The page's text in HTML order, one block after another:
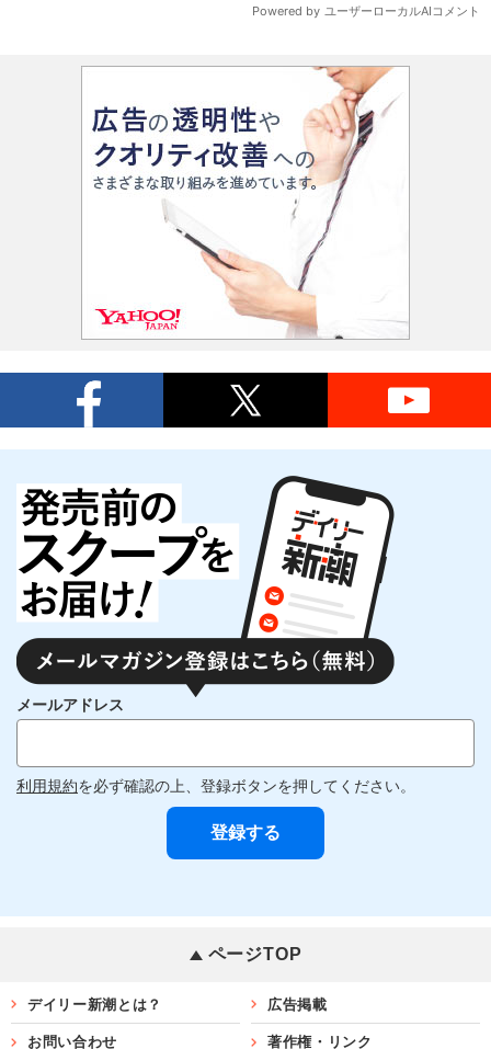
メールアドレス
利用規約を必ず確認の上、登録ボタンを押してください。
ページTOP
デイリー新潮とは？ 広告掲載
お問い合わせ 著作権・リンク